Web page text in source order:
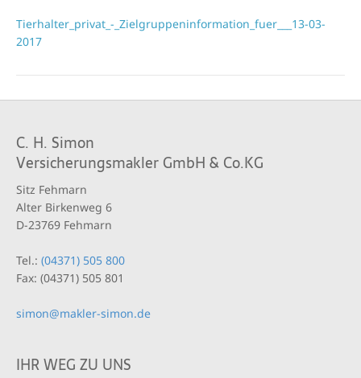
Tierhalter_privat_-_Zielgruppeninformation_fuer___13-03-
2017
C. H. Simon
Versicherungsmakler GmbH & Co.KG
Sitz Fehmarn
Alter Birkenweg 6
D-23769 Fehmarn
Tel.: (04371) 505 800
Fax: (04371) 505 801
simon@makler-simon.de
IHR WEG ZU UNS